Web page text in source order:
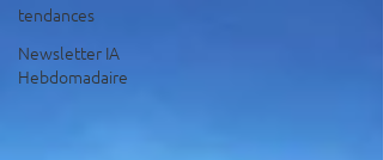
tendances
Newsletter IA
Hebdomadaire